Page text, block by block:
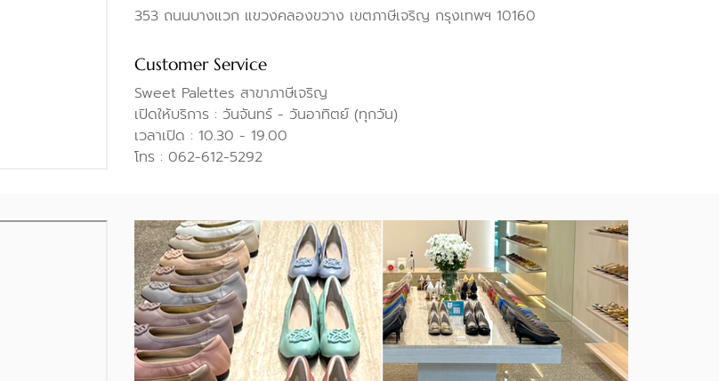
353 ถนนบางแวก แขวงคลองขวาง เขตภาษีเจริญ กรุงเทพฯ 10160
Customer Service
Sweet Palettes สาขาภาษีเจริญ
เปิดให้บริการ : วันจันทร์ - วันอาทิตย์ (ทุกวัน)
เวลาเปิด : 10.30 - 19.00
โทร : 062-612-5292